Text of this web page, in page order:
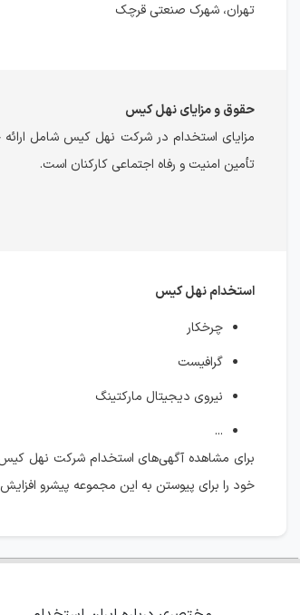
تهران، شهرک صنعتی قرچک
حقوق و مزایای نهل کیس
مزایای استخدام در شرکت نهل کیس شامل
تأمین امنیت و رفاه اجتماعی کارکنان است.
استخدام نهل کیس
چرخکار
گرافیست
نیروی دیجیتال مارکتینگ
...
برای مشاهده آگهی‌های استخدام شرکت نهل
خود را برای پیوستن به این مجموعه پیشرو